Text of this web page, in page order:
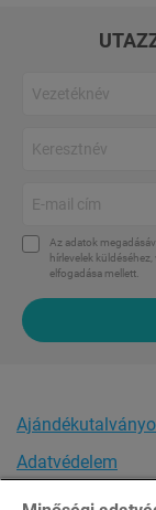
Az adatok
hírlevelek
elfogadása mellett.
Adatvédelem
Vásárlási